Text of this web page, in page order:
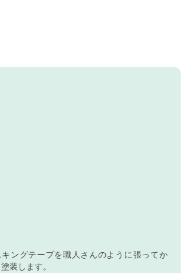
キングテープを職人さんのように張ってか
装します。